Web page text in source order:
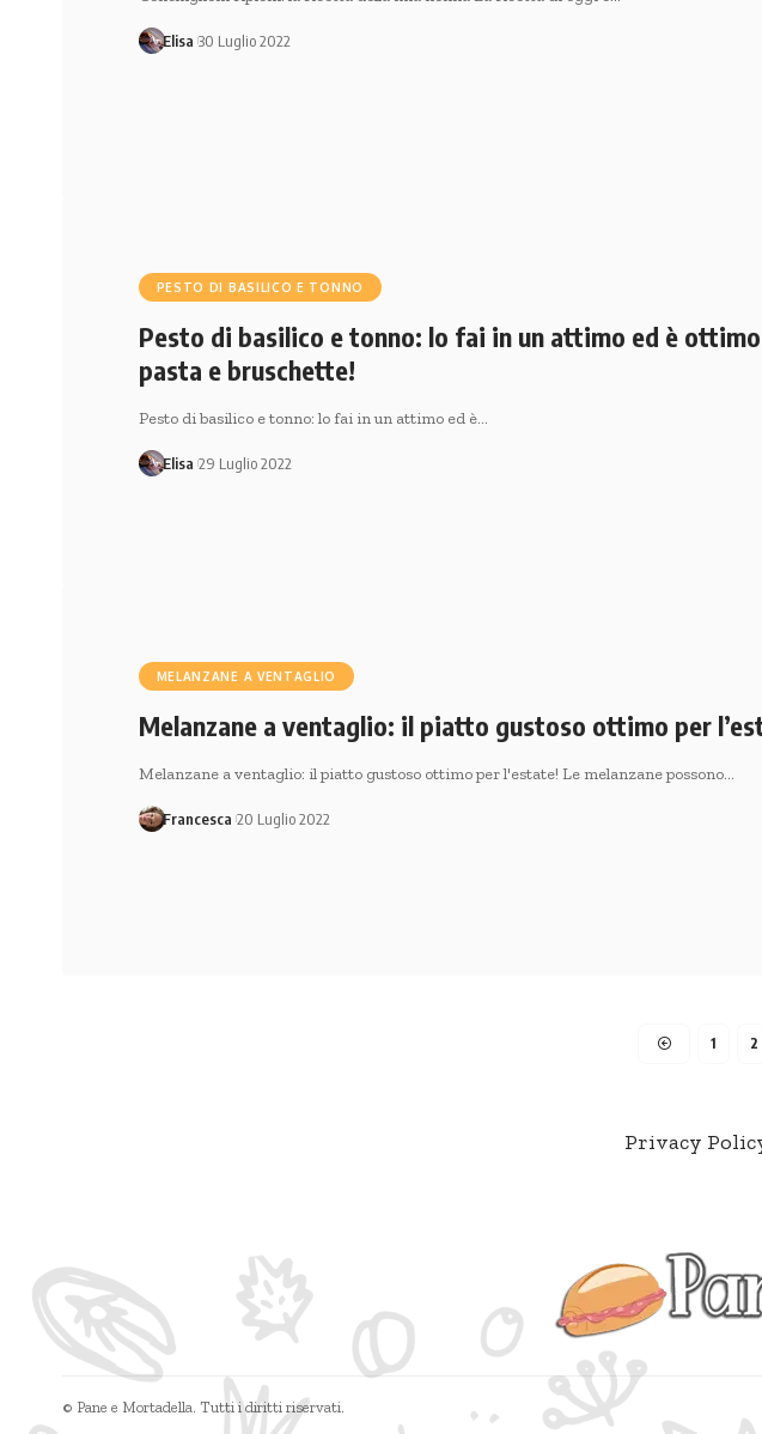
Elisa 30 Luglio 2022
PESTO DI BASILICO E TONNO
Pesto di basilico e tonno: lo fai in un attimo ed è
pasta e bruschette!
Pesto di basilico e tonno: lo fai in un attimo ed è…
Elisa 29 Luglio 2022
MELANZANE A VENTAGLIO
Melanzane a ventaglio: il piatto gustoso ottimo per
Melanzane a ventaglio: il piatto gustoso ottimo per l'estate! Le melanzane possono…
Francesca 20 Luglio 2022
1 2
Privacy
© Pane e Mortadella. Tutti i diritti riservati.